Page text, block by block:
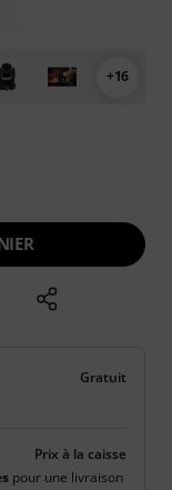
+16
Gratuit
Prix à la caisse
pour une livraison